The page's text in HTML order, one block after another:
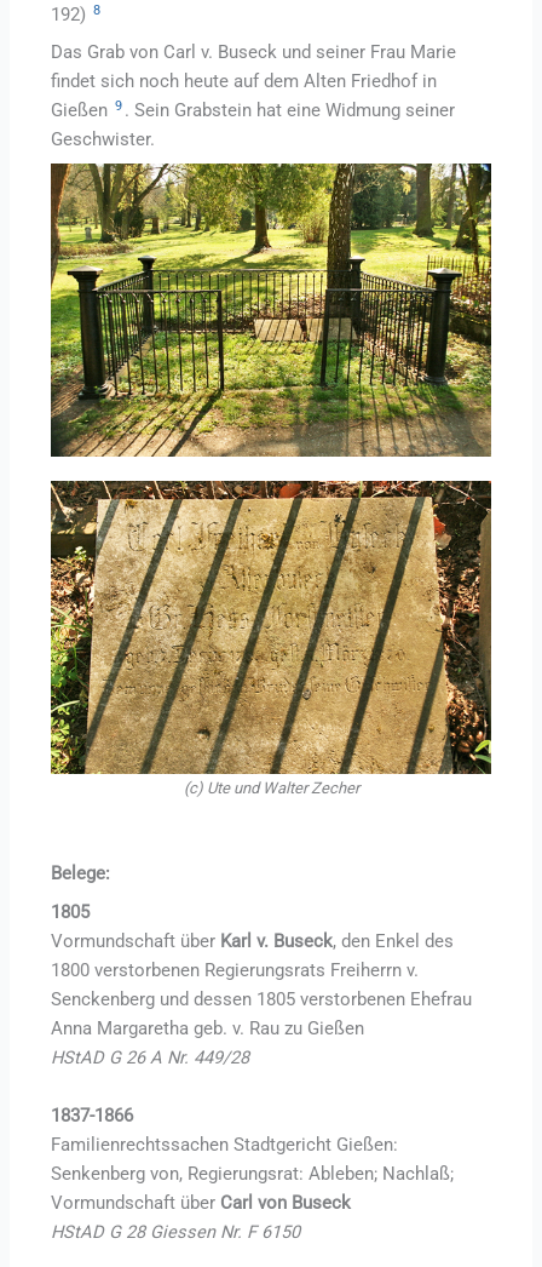
192) 8
Das Grab von Carl v. Buseck und seiner Frau Marie
findet sich noch heute auf dem Alten Friedhof in
Gießen 9 . Sein Grabstein hat eine Widmung seiner
Geschwister.
(c) Ute und Walter Zecher
Belege:
1805
Vormundschaft über Karl v. Buseck, den Enkel des
1800 verstorbenen Regierungsrats Freiherrn v.
Senckenberg und dessen 1805 verstorbenen Ehefrau
Anna Margaretha geb. v. Rau zu Gießen
HStAD G 26 A Nr. 449/28
1837-1866
Familienrechtssachen Stadtgericht Gießen:
Senkenberg von, Regierungsrat: Ableben; Nachlaß;
Vormundschaft über Carl von Buseck
HStAD G 28 Giessen Nr. F 6150